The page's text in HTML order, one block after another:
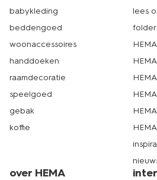
babykleding
beddengoed
woonaccessoires
handdoeken
raamdecoratie
speelgoed
gebak
koffie
lees
folder
over HEMA